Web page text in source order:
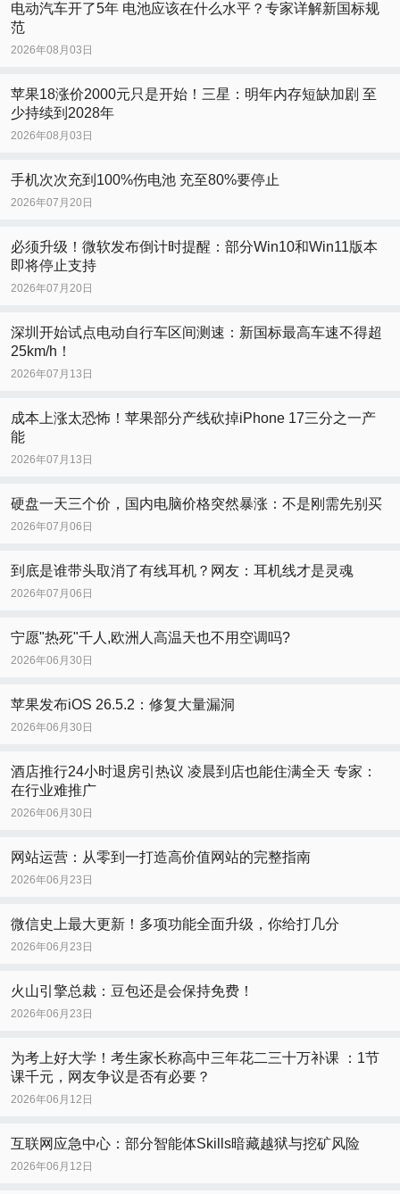
电动汽车开了5年 电池应该在什么水平？专家详解新国标规
范
2026年08月03日
苹果18涨价2000元只是开始！三星：明年内存短缺加剧 至
少持续到2028年
2026年08月03日
手机次次充到100%伤电池 充至80%要停止
2026年07月20日
必须升级！微软发布倒计时提醒：部分Win10和Win11版本
即将停止支持
2026年07月20日
深圳开始试点电动自行车区间测速：新国标最高车速不得超
25km/h！
2026年07月13日
成本上涨太恐怖！苹果部分产线砍掉iPhone 17三分之一产
能
2026年07月13日
硬盘一天三个价，国内电脑价格突然暴涨：不是刚需先别买
2026年07月06日
到底是谁带头取消了有线耳机？网友：耳机线才是灵魂
2026年07月06日
宁愿"热死"千人,欧洲人高温天也不用空调吗?
2026年06月30日
苹果发布iOS 26.5.2：修复大量漏洞
2026年06月30日
酒店推行24小时退房引热议 凌晨到店也能住满全天 专家：
在行业难推广
2026年06月30日
网站运营：从零到一打造高价值网站的完整指南
2026年06月23日
微信史上最大更新！多项功能全面升级，你给打几分
2026年06月23日
火山引擎总裁：豆包还是会保持免费！
2026年06月23日
为考上好大学！考生家长称高中三年花二三十万补课 ：1节
课千元，网友争议是否有必要？
2026年06月12日
互联网应急中心：部分智能体Skills暗藏越狱与挖矿风险
2026年06月12日